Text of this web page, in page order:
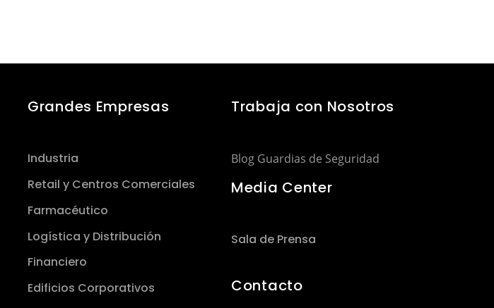
Grandes Empresas
Industria
Retail y Centros Comerciales
Farmacéutico
Logística y Distribución
Financiero
Edificios Corporativos
Trabaja con Nosotros
Blog Guardias de Seguridad
Media Center
Sala de Prensa
Contacto